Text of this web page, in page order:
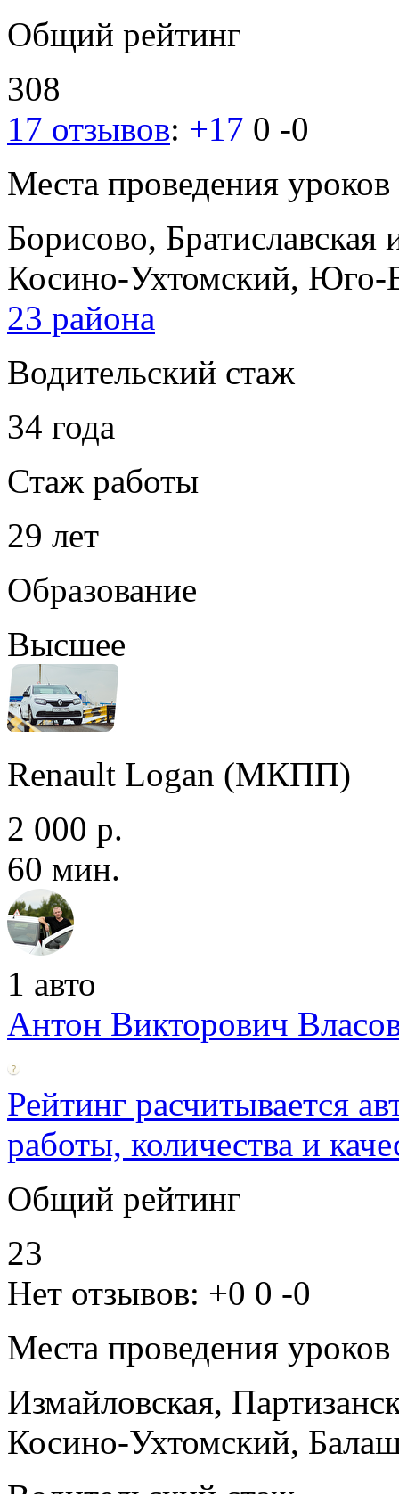
Общий рейтинг
308
17 отзывов: +17 0 -0
Места проведения уроков
Борисово, Братиславская
Косино-Ухтомский, Юго-
23 района
Водительский стаж
34 года
Стаж работы
29 лет
Образование
Высшее
Renault Logan (МКПП)
2 000 р.
60 мин.
1 авто
Антон Викторович
Рейтинг расчитывается
работы, количества и
Общий рейтинг
23
Нет отзывов: +0 0 -0
Места проведения уроков
Измайловская,
Косино-Ухтомский,